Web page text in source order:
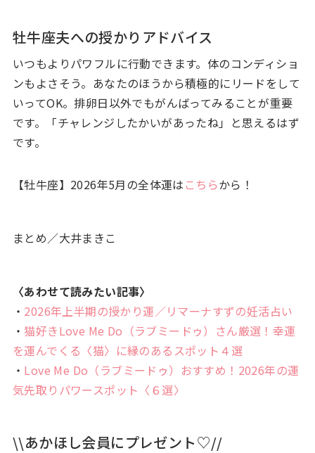
牡牛座夫への授かりアドバイス
いつもよりパワフルに行動できます。体のコンディショ
ンもよさそう。あなたのほうから積極的にリードをして
いってOK。排卵日以外でもがんばってみることが重要
です。「チャレンジしたかいがあったね」と思えるはず
です。
【牡牛座】2026年5月の全体運は こちらから！
まとめ／大井まきこ
〈あわせて読みたい記事〉
・ 2026年上半期の授かり運／リマーナすずの妊活占い
・ 猫好きLove Me Do（ラブミードゥ）さん厳選！幸運
を運んでくる〈猫〉に縁のあるスポット４選
・ Love Me Do（ラブミードゥ）おすすめ！2026年の運
気先取りパワースポット〈６選〉
\\あかほし会員にプレゼント♡//